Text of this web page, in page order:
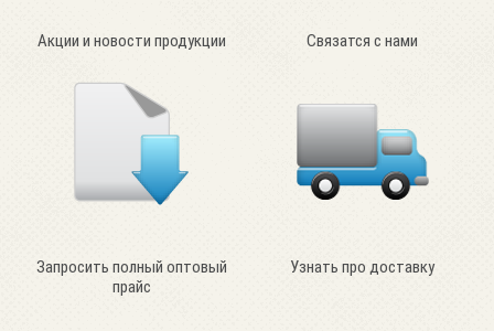
Акции и новости продукции Связатся с нами
Запросить полный оптовый
прайс
Узнать про доставку